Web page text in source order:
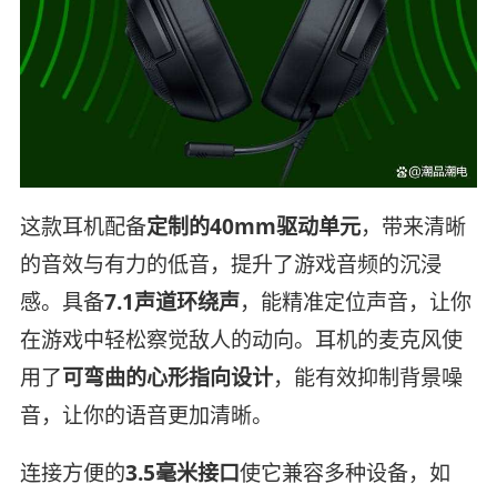
这款耳机配备定制的40mm驱动单元，带来清晰
的音效与有力的低音，提升了游戏音频的沉浸
感。具备7.1声道环绕声，能精准定位声音，让你
在游戏中轻松察觉敌人的动向。耳机的麦克风使
用了可弯曲的心形指向设计，能有效抑制背景噪
音，让你的语音更加清晰。
连接方便的3.5毫米接口使它兼容多种设备，如